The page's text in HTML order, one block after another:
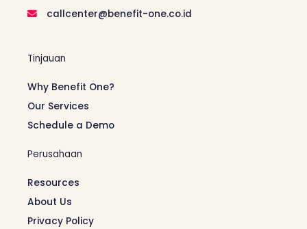
callcenter@benefit-one.co.id
Tinjauan
Why Benefit One?
Our Services
Schedule a Demo
Perusahaan
Resources
About Us
Privacy Policy